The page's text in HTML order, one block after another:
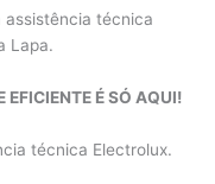
técnica
Lapa.
EFICIENTE É SÓ AQUI!
técnica Electrolux.